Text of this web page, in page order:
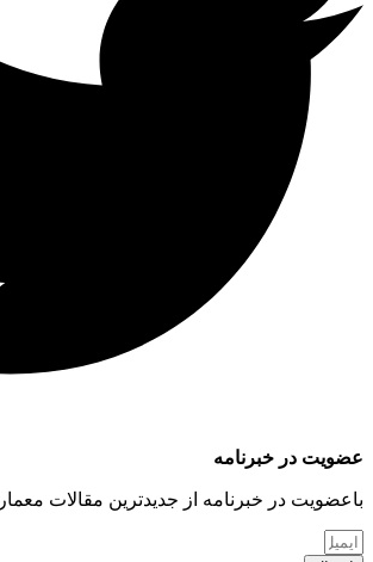
عضویت در خبرنامه
باعضویت در خبرنامه از جدیدترین مقالات